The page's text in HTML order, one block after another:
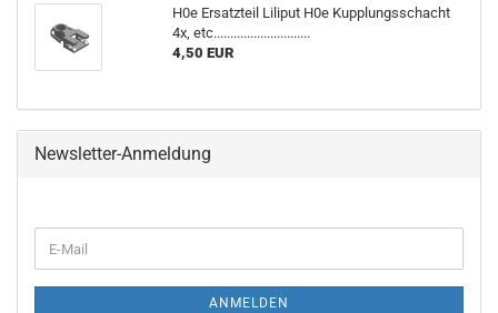
H0e Ersatzteil Liliput H0e Kupplungsschacht
4x, etc.............................
4,50 EUR
Newsletter-Anmeldung
ZUR
E-
Mail
ANMELDEN